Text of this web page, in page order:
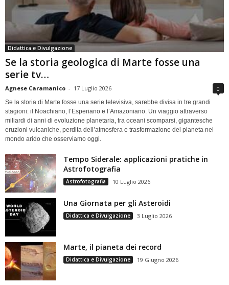
Didattica e Divulgazione
Se la storia geologica di Marte fosse una
serie tv…
Agnese Caramanico - 17 Luglio 2026 0
Se la storia di Marte fosse una serie televisiva, sarebbe divisa in tre grandi
stagioni: il Noachiano, l’Esperiano e l’Amazoniano. Un viaggio attraverso
miliardi di anni di evoluzione planetaria, tra oceani scomparsi, gigantesche
eruzioni vulcaniche, perdita dell’atmosfera e trasformazione del pianeta nel
mondo arido che osserviamo oggi.
Tempo Siderale: applicazioni pratiche in
Astrofotografia
Astrofotografia 10 Luglio 2026
Una Giornata per gli Asteroidi
Didattica e Divulgazione 3 Luglio 2026
Marte, il pianeta dei record
Didattica e Divulgazione 19 Giugno 2026